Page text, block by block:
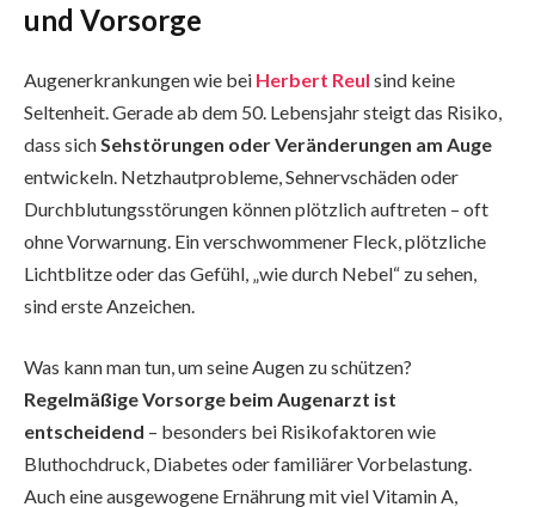
und Vorsorge
Augenerkrankungen wie bei Herbert Reul sind keine
Seltenheit. Gerade ab dem 50. Lebensjahr steigt das Risiko,
dass sich Sehstörungen oder Veränderungen am Auge
entwickeln. Netzhautprobleme, Sehnervschäden oder
Durchblutungsstörungen können plötzlich auftreten – oft
ohne Vorwarnung. Ein verschwommener Fleck, plötzliche
Lichtblitze oder das Gefühl, „wie durch Nebel“ zu sehen,
sind erste Anzeichen.
Was kann man tun, um seine Augen zu schützen?
Regelmäßige Vorsorge beim Augenarzt ist
entscheidend – besonders bei Risikofaktoren wie
Bluthochdruck, Diabetes oder familiärer Vorbelastung.
Auch eine ausgewogene Ernährung mit viel Vitamin A,